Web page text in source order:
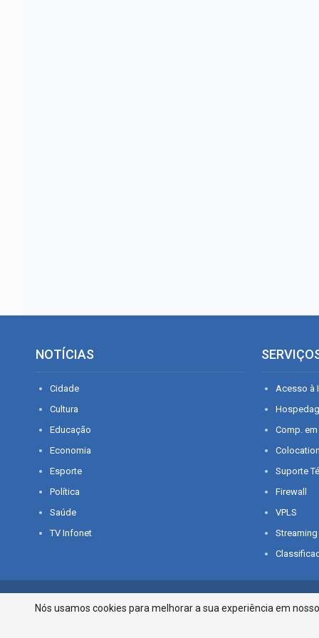
NOTÍCIAS
Cidade
Cultura
Educação
Economia
Esporte
Política
Saúde
TV Infonet
Acesso à
Comp.
Suporte
Firewall
VPLS
Streaming
© 2026 - O que é notícia em Sergipe. Todos os direitos reservados.
Nós usamos cookies para melhorar a sua experiência em